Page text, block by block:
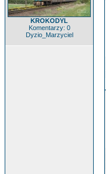
KROKODYL
Komentarzy: 0
Dyzio_Marzyciel